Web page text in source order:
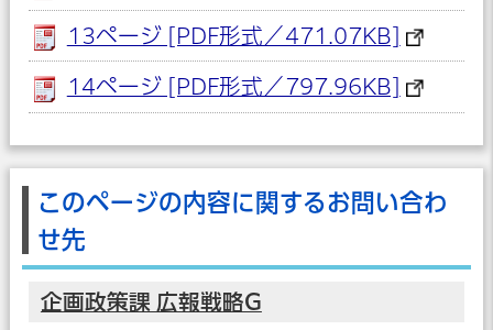
13ページ [PDF形式／471.07KB]
14ページ [PDF形式／797.96KB]
このページの内容に関するお問い合わ
せ先
企画政策課 広報戦略G